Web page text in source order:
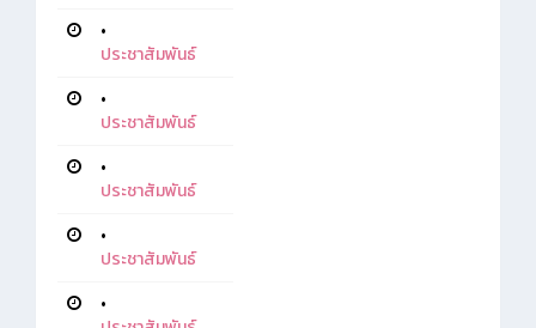
•
ประชาสัมพันธ์
•
ประชาสัมพันธ์
•
ประชาสัมพันธ์
•
ประชาสัมพันธ์
•